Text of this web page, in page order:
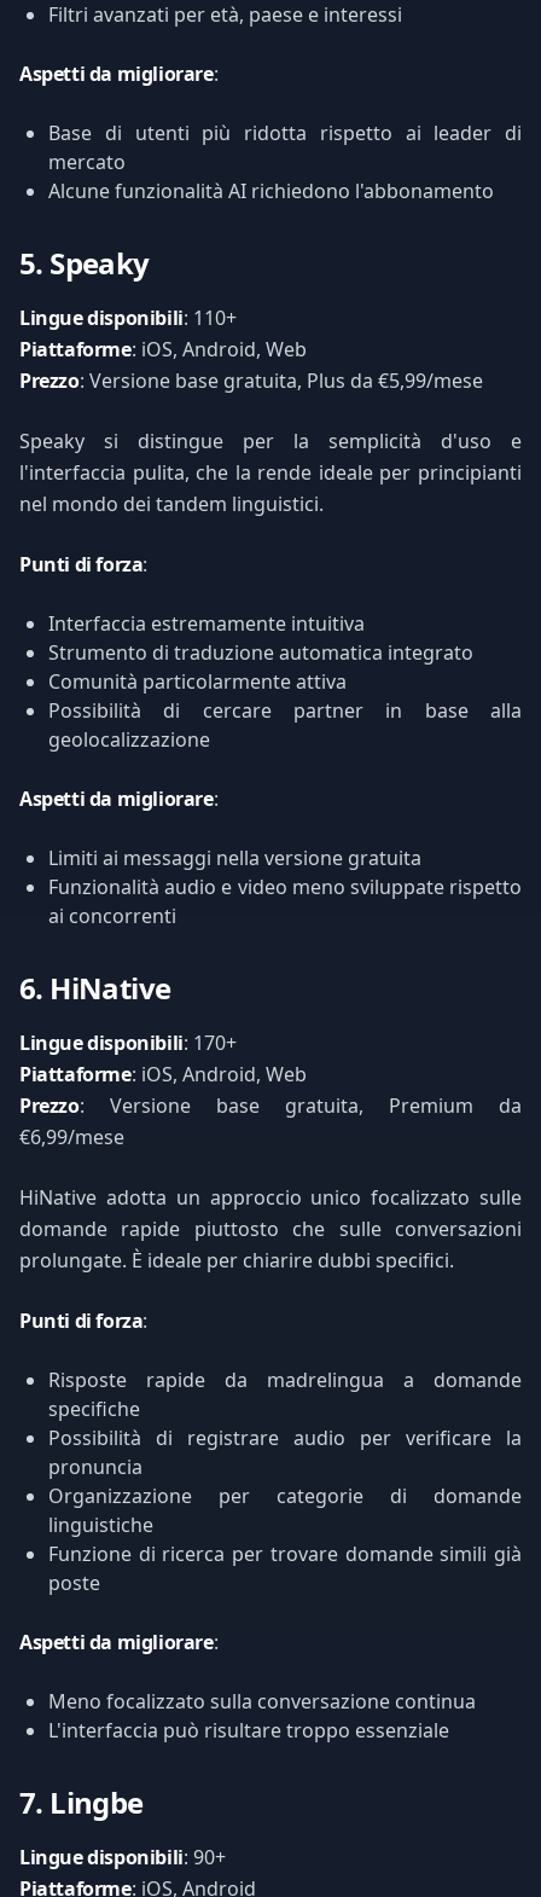
Filtri avanzati per età, paese e interessi
Aspetti da migliorare:
Base di utenti più ridotta rispetto ai leader di
mercato
Alcune funzionalità AI richiedono l'abbonamento
5. Speaky
Lingue disponibili: 110+
Piattaforme: iOS, Android, Web
Prezzo: Versione base gratuita, Plus da €5,99/mese
Speaky si distingue per la semplicità d'uso e
l'interfaccia pulita, che la rende ideale per principianti
nel mondo dei tandem linguistici.
Punti di forza:
Interfaccia estremamente intuitiva
Strumento di traduzione automatica integrato
Comunità particolarmente attiva
Possibilità di cercare partner in base alla
geolocalizzazione
Aspetti da migliorare:
Limiti ai messaggi nella versione gratuita
Funzionalità audio e video meno sviluppate rispetto
ai concorrenti
6. HiNative
Lingue disponibili: 170+
Piattaforme: iOS, Android, Web
Prezzo: Versione base gratuita, Premium da
€6,99/mese
HiNative adotta un approccio unico focalizzato sulle
domande rapide piuttosto che sulle conversazioni
prolungate. È ideale per chiarire dubbi specifici.
Punti di forza:
Risposte rapide da madrelingua a domande
specifiche
Possibilità di registrare audio per verificare la
pronuncia
Organizzazione per categorie di domande
linguistiche
Funzione di ricerca per trovare domande simili già
poste
Aspetti da migliorare:
Meno focalizzato sulla conversazione continua
L'interfaccia può risultare troppo essenziale
7. Lingbe
Lingue disponibili: 90+
Piattaforme: iOS, Android